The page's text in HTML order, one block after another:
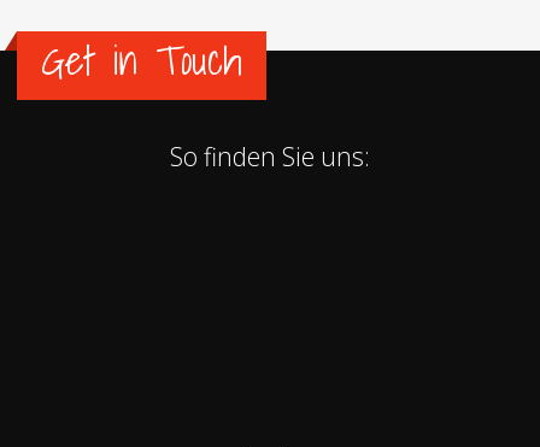
Get in Touch
So finden Sie uns: